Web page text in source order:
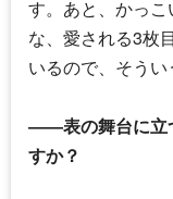
す。あと、かっ
な、愛される3枚
いるので、そうい
――表の舞台に立
すか？